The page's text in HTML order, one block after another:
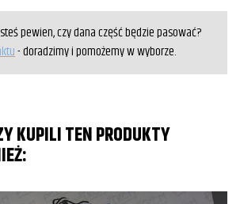
pewien, czy dana część będzie pasować?
- doradzimy i pomożemy w wyborze.
KUPILI TEN PRODUKTY